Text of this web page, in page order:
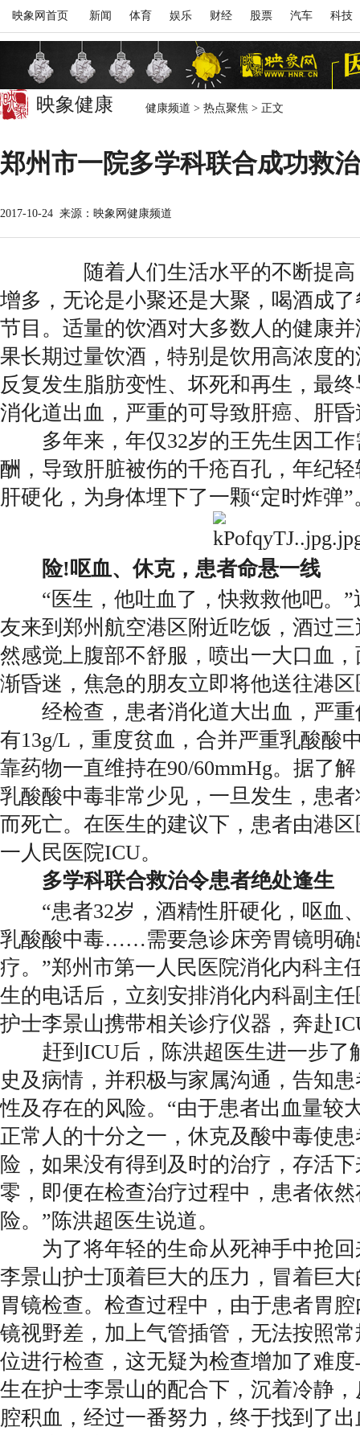
映象网首页 新闻 体育 娱乐 财经 股票 汽车 科技
映象健康 健康频道 > 热点聚焦 > 正文
郑州市一院多学科联合成功救
2017-10-24 来源：映象网健康频道
随着人们生活水平的不断提高
增多，无论是小聚还是大聚，喝酒成
节目。适量的饮酒对大多数人的健康
果长期过量饮酒，特别是饮用高浓度
反复发生脂肪变性、坏死和再生，最
消化道出血，严重的可导致肝癌、肝
多年来，年仅32岁的王先生因工作
酬，导致肝脏被伤的千疮百孔，年纪
肝硬化，为身体埋下了一颗“定时炸弹”
险!呕血、休克，患者命悬一线
“医生，他吐血了，快救救他吧。”
友来到郑州航空港区附近吃饭，酒过
然感觉上腹部不舒服，喷出一大口血
渐昏迷，焦急的朋友立即将他送往港
经检查，患者消化道大出血，严重
有13g/L，重度贫血，合并严重乳酸酸
靠药物一直维持在90/60mmHg。据了
乳酸酸中毒非常少见，一旦发生，患
而死亡。在医生的建议下，患者由港
一人民医院ICU。
多学科联合救治令患者绝处逢生
“患者32岁，酒精性肝硬化，呕血
乳酸酸中毒……需要急诊床旁胃镜明确
疗。”郑州市第一人民医院消化内科主
生的电话后，立刻安排消化内科副主
护士李景山携带相关诊疗仪器，奔赴
赶到ICU后，陈洪超医生进一步了
史及病情，并积极与家属沟通，告知
性及存在的风险。“由于患者出血量较
正常人的十分之一，休克及酸中毒使
险，如果没有得到及时的治疗，存活
零，即便在检查治疗过程中，患者依
险。”陈洪超医生说道。
为了将年轻的生命从死神手中抢回
李景山护士顶着巨大的压力，冒着巨
胃镜检查。检查过程中，由于患者胃
镜视野差，加上气管插管，无法按照
位进行检查，这无疑为检查增加了难
生在护士李景山的配合下，沉着冷静
腔积血，经过一番努力，终于找到了